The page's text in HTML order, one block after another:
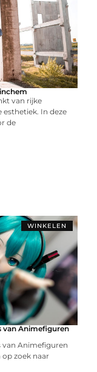
van rijke
In deze
de
WINKELEN
van Animefiguren
van Animefiguren
op zoek naar